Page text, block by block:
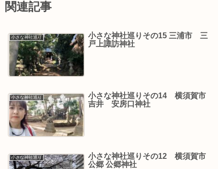
関連記事
小さな神社巡り
小さな神社巡りその15 三浦市 三
戸上諏訪神社
小さな神社巡り
小さな神社巡りその14 横須賀市
吉井 安房口神社
小さな神社巡り
小さな神社巡りその12 横須賀市
公郷 公郷神社